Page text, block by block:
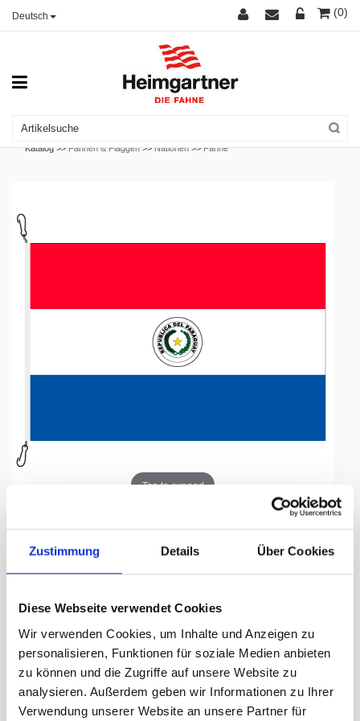
Zustimmung Details Über Cookies
Diese Webseite verwendet Cookies
Wir verwenden Cookies, um Inhalte und Anzeigen zu
personalisieren, Funktionen für soziale Medien anbieten
zu können und die Zugriffe auf unsere Website zu
analysieren. Außerdem geben wir Informationen zu Ihrer
Verwendung unserer Website an unsere Partner für
Deutsch (0)
Katalog >>Fahnen & Flaggen >>Nationen >>Fahne
Tap to expand
Paraguay, 70 x 100 cm
Lieferzeit Tage:ca. 5-7 Arbeitstage
55.50 CHF